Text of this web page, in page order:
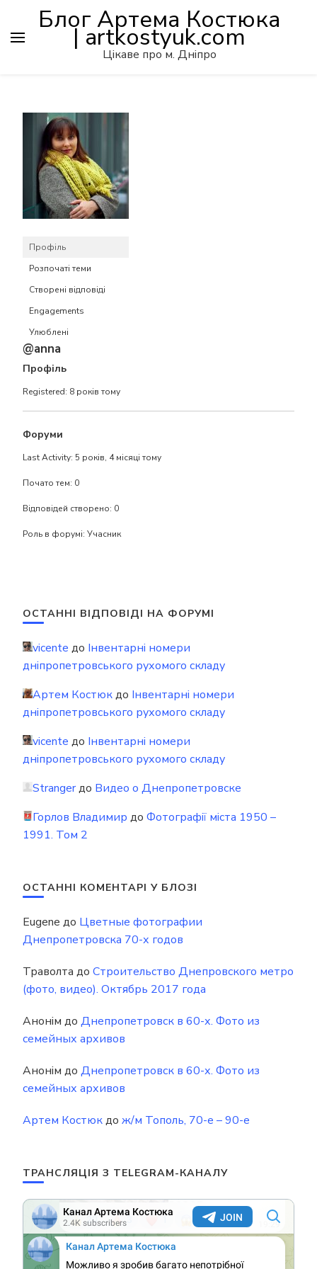
Блог Артема Костюка
| artkostyuk.com
Цікаве про м. Дніпро
Профіль
Розпочаті теми
Створені відповіді
Engagements
Улюблені
@anna
Профіль
Registered: 8 років тому
Форуми
Last Activity: 5 років, 4 місяці тому
Почато тем: 0
Відповідей створено: 0
Роль в форумі: Учасник
ОСТАННІ ВІДПОВІДІ НА ФОРУМІ
vicente до Інвентарні номери
дніпропетровського рухомого складу
Артем Костюкдо Інвентарні номери
дніпропетровського рухомого складу
vicente до Інвентарні номери
дніпропетровського рухомого складу
Strangerдо Видео о Днепропетровске
Горлов Владимир до Фотографії міста 1950 –
1991. Том 2
ОСТАННІ КОМЕНТАРІ У БЛОЗІ
Eugene до Цветные фотографии
Днепропетровска 70-х годов
Траволта до Строительство Днепровского метро
(фото, видео). Октябрь 2017 года
Анонім до Днепропетровск в 60-х. Фото из
семейных архивов
Анонім до Днепропетровск в 60-х. Фото из
семейных архивов
Артем Костюкдо ж/м Тополь, 70-е – 90-е
ТРАНСЛЯЦІЯ З TELEGRAM-КАНАЛУ